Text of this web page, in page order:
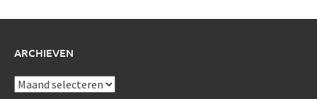
ARCHIEVEN
Archieven